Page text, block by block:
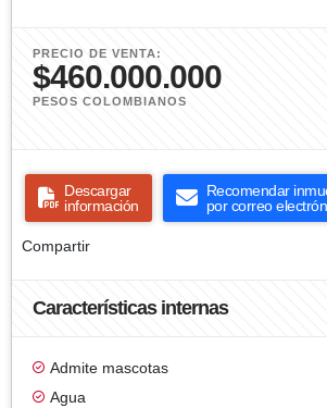
PRECIO DE VENTA:
$460.000.000
PESOS COLOMBIANOS
Descargar
información
Recomendar
por correo
Compartir
Características internas
Admite mascotas
Agua